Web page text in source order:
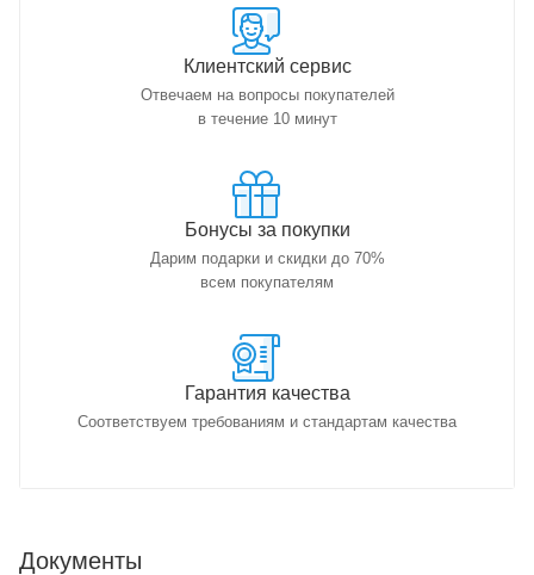
Клиентский сервис
Отвечаем на вопросы покупателей
в течение 10 минут
Бонусы за покупки
Дарим подарки и скидки до 70%
всем покупателям
Гарантия качества
Соответствуем требованиям и стандартам качества
Документы